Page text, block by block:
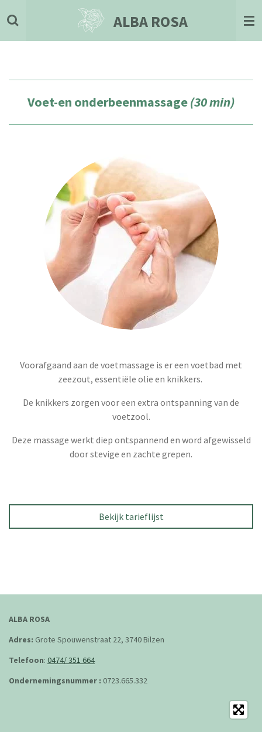
direct
naar
ALBA ROSA
Voet-en onderbeenmassage(30 min)
Voorafgaand aan de voetmassage is er een voetbad met
zeezout, essentiële olie en knikkers.
De knikkers zorgen voor een extra ontspanning van de
voetzool.
Deze massage werkt diep ontspannend en word afgewisseld
door stevige en zachte grepen.
Bekijk tarieflijst
ALBA ROSA
Adres: Grote Spouwenstraat 22, 3740 Bilzen
Telefoon: 0474/ 351 664
Ondernemingsnummer : 0723.665.332